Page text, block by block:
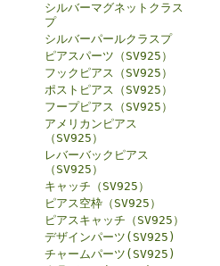
シルバーマグネットクラス
プ
シルバーパールクラスプ
ピアスパーツ（SV925）
フックピアス（SV925）
ポストピアス（SV925）
フープピアス（SV925）
アメリカンピアス
（SV925）
レバーバックピアス
（SV925）
キャッチ（SV925）
ピアス空枠（SV925）
ピアスキャッチ（SV925）
デザインパーツ(SV925)
チャームパーツ(SV925)